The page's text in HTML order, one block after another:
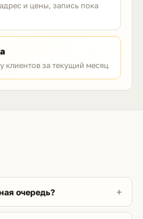
и цены, запись пока
клиентов за текущий месяц
очередь?